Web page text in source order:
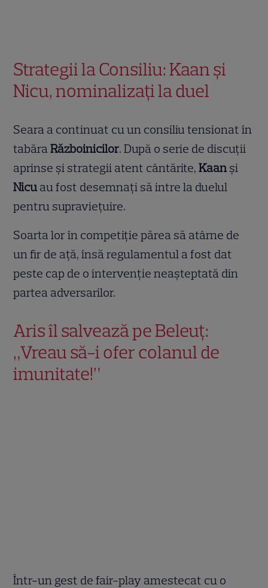
Strategii la Consiliu: Kaan și
Nicu, nominalizați la duel
Seara a continuat cu un consiliu tensionat în
tabăraRăzboinicilor. După o serie de discuții
aprinse și strategii atent cântărite,Kaan și
Nicu au fost desemnați să intre la duelul
pentru supraviețuire.
Soarta lor în competiție părea să atârne de
un fir de ață, însă regulamentul a fost dat
peste cap de o intervenție neașteptată din
partea adversarilor.
Aris îl salvează pe Beleuț:
„Vreau să-i ofer colanul de
imunitate!”
Într-un gest de fair-play amestecat cu o